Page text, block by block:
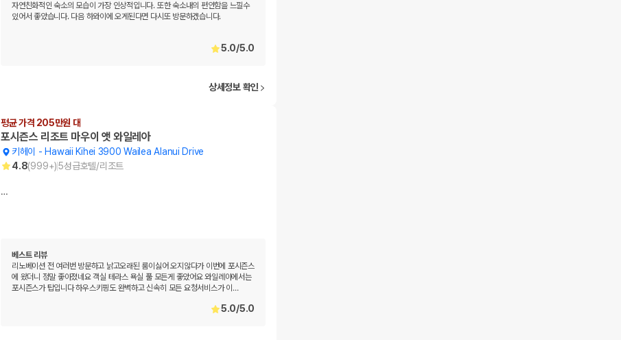
자연친화적인 숙소의 모습이 가장 인상적입니다. 또한 숙소내의 편안함을 느낄수
있어서 좋았습니다. 다음 하와이에 오게된다면 다시또 방문하겠습니다.
5.0/5.0
상세정보 확인
평균 가격 205만원 대
포시즌스 리조트 마우이 앳 와일레아
키헤이 - Hawaii Kihei 3900 Wailea Alanui Drive
4.8(999+)5성급호텔/리조트
…
베스트 리뷰
리노베이션 전 여러번 방문하고 낡고오래된 룸이싫어 오지않다가 이번에 포시즌스
에 왔더니 정말 좋아졌네요 객실 테라스 욕실 풀 모든게 좋았어요 와일레아에서는
포시즌스가 탑입니다 하우스키핑도 완벽하고 신속히 모든 요청서비스가 이 …
5.0/5.0